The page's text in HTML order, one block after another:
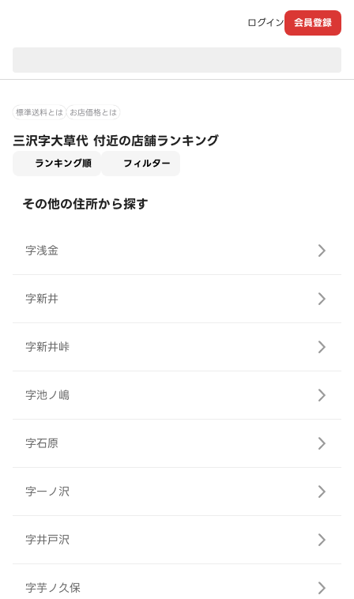
ログイン 会員登録
標準送料とは お店価格とは
三沢字大草代 付近の店舗ランキング
ランキング順 フィルター
その他の住所から探す
字浅金
字新井
字新井峠
字池ノ嶋
字石原
字一ノ沢
字井戸沢
字芋ノ久保